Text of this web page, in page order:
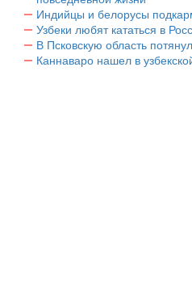
Индийцы и белорусы
Узбеки любят кататься в
В Псковскую область
Каннаваро нашел в